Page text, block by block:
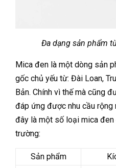
Đa dạng sản phẩm
Mica đen là một dòng sản
gốc chủ yếu từ: Đài Loan,
Bản. Chính vì thế mà cũng
đáp ứng được nhu cầu rộng
đây là một số loại mica
trường:
Sản phẩm